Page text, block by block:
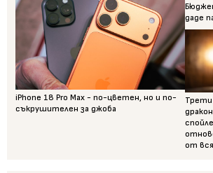
iPhone 18 Pro Max - по-цветен, но и по-
съкрушителен за джоба
даде
Трети
от